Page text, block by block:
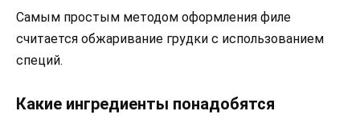
Самым простым методом оформления филе
считается обжаривание грудки с использованием
специй.
Какие ингредиенты понадобятся